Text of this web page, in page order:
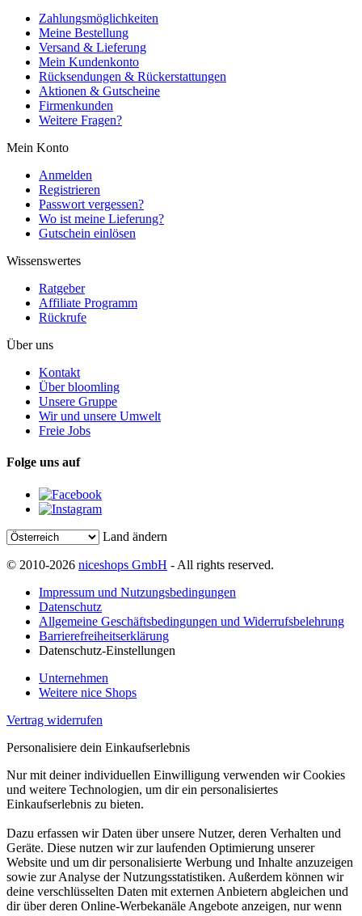
Zahlungsmöglichkeiten
Meine Bestellung
Versand & Lieferung
Mein Kundenkonto
Rücksendungen & Rückerstattungen
Aktionen & Gutscheine
Firmenkunden
Weitere Fragen?
Mein Konto
Anmelden
Registrieren
Passwort vergessen?
Wo ist meine Lieferung?
Gutschein einlösen
Wissenswertes
Ratgeber
Affiliate Programm
Rückrufe
Über uns
Kontakt
Über bloomling
Unsere Gruppe
Wir und unsere Umwelt
Freie Jobs
Folge uns auf
Land ändern
© 2010-2026 niceshops GmbH - All rights reserved.
Impressum und Nutzungsbedingungen
Datenschutz
Allgemeine Geschäftsbedingungen und Widerrufsbelehrung
Barrierefreiheitserklärung
Datenschutz-Einstellungen
Unternehmen
Weitere nice Shops
Vertrag widerrufen
Personalisiere dein Einkaufserlebnis
Nur mit deiner individuellen Einwilligung verwenden wir Cookies
und weitere Technologien, um dir ein personalisiertes
Einkaufserlebnis zu bieten.
Dazu erfassen wir Daten über unsere Nutzer, deren Verhalten und
Geräte. Diese nutzen wir zur laufenden Optimierung unserer
Website und um dir personalisierte Werbung und Inhalte anzuzeigen
sowie zur Analyse der Nutzungsstatistiken. Außerdem können wir
deine verschlüsselten Daten mit externen Anbietern abgleichen und
dir über deren Online-Werbekanäle Angebote anzeigen, nur wenn